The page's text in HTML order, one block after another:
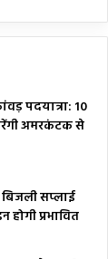
पदयात्रा: 10
अमरकंटक से
सप्लाई
होगी प्रभावित